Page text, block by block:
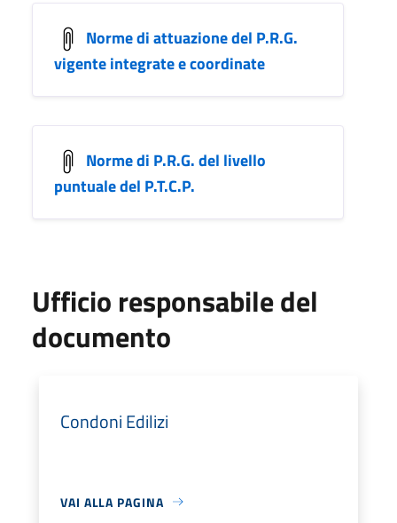
Norme di attuazione del P.R.G.
vigente integrate e coordinate
Norme di P.R.G. del livello
puntuale del P.T.C.P.
Ufficio responsabile del
documento
Condoni Edilizi
VAI ALLA PAGINA